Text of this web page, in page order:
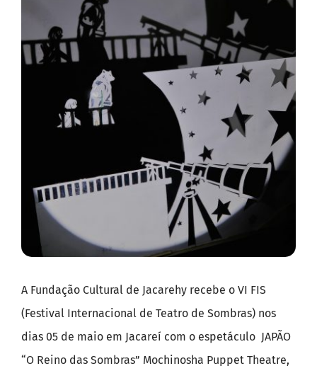
A Fundação Cultural de Jacarehy recebe o VI FIS
(Festival Internacional de Teatro de Sombras) nos
dias 05 de maio em Jacareí com o espetáculo JAPÃO
“O Reino das Sombras” Mochinosha Puppet Theatre,